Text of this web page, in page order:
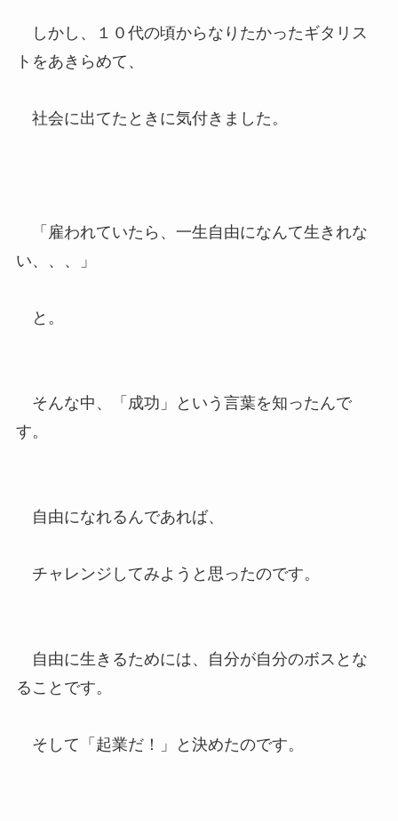
しかし、１０代の頃からなりたかったギタリス
トをあきらめて、
社会に出てたときに気付きました。
「雇われていたら、一生自由になんて生きれな
い、、、」
と。
そんな中、「成功」という言葉を知ったんで
す。
自由になれるんであれば、
チャレンジしてみようと思ったのです。
自由に生きるためには、自分が自分のボスとな
ることです。
そして「起業だ！」と決めたのです。